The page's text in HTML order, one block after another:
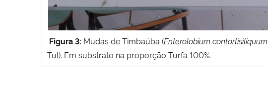
Figura 3: Mudas deTimbaúba (Enterolobium contortisiliquum
Tul). Em substrato na proporção Turfa 100%.